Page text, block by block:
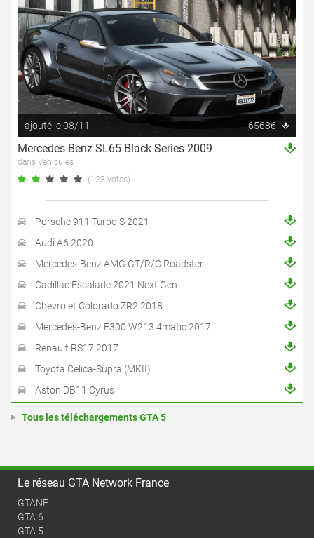
ajouté le 08/11 65686
Mercedes-Benz SL65 Black Series 2009
dans Véhicules
(123 votes)
Porsche 911 Turbo S 2021
Audi A6 2020
Mercedes-Benz AMG GT/R/C Roadster
Cadillac Escalade 2021 Next Gen
Chevrolet Colorado ZR2 2018
Mercedes-Benz E300 W213 4matic 2017
Renault RS17 2017
Toyota Celica-Supra (MKII)
Aston DB11 Cyrus
Tous les téléchargements GTA 5
Le réseau GTA Network France
GTANF
GTA 6
GTA 5